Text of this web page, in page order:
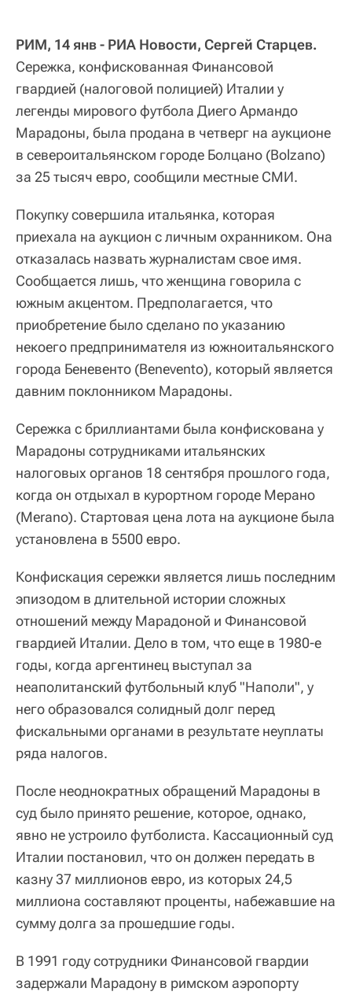
РИМ, 14 янв - РИА Новости, Сергей Старцев.
Сережка, конфискованная Финансовой
гвардией (налоговой полицией) Италии у
легенды мирового футбола Диего Армандо
Марадоны, была продана в четверг на аукционе
в североитальянском городе Болцано (Bolzano)
за 25 тысяч евро, сообщили местные СМИ.
Покупку совершила итальянка, которая
приехала на аукцион с личным охранником. Она
отказалась назвать журналистам свое имя.
Сообщается лишь, что женщина говорила с
южным акцентом. Предполагается, что
приобретение было сделано по указанию
некоего предпринимателя из южноитальянского
города Беневенто (Benevento), который является
давним поклонником Марадоны.
Сережка с бриллиантами была конфискована у
Марадоны сотрудниками итальянских
налоговых органов 18 сентября прошлого года,
когда он отдыхал в курортном городе Мерано
(Merano). Стартовая цена лота на аукционе была
установлена в 5500 евро.
Конфискация сережки является лишь последним
эпизодом в длительной истории сложных
отношений между Марадоной и Финансовой
гвардией Италии. Дело в том, что еще в 1980-е
годы, когда аргентинец выступал за
неаполитанский футбольный клуб "Наполи", у
него образовался солидный долг перед
фискальными органами в результате неуплаты
ряда налогов.
После неоднократных обращений Марадоны в
суд было принято решение, которое, однако,
явно не устроило футболиста. Кассационный суд
Италии постановил, что он должен передать в
казну 37 миллионов евро, из которых 24,5
миллиона составляют проценты, набежавшие на
сумму долга за прошедшие годы.
В 1991 году сотрудники Финансовой гвардии
задержали Марадону в римском аэропорту